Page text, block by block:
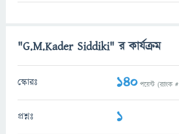
"G.M.Kader Siddiki" র কার্যক্রম
স্কোরঃ 140 পয়েন্ট (র‌্যাংক #
প্রশ্নঃ 1